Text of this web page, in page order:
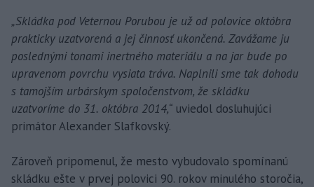
„Skládka pod Veternou Porubou je už od polovice októbra
prakticky uzatvorená a jej činnosť ukončená. Zavážame ju
poslednými tonami inertného materiálu a na jar bude po
upravenom povrchu vysiata tráva. Naplnili sme tak dohodu
s tamojším urbárskym spoločenstvom, že skládku
uzatvoríme do 31. októbra 2014,“ uviedol dosluhujúci
primátor Alexander Slafkovský.
Zároveň pripomenul, že mesto vybudovalo spomínanú
skládku ešte v prvej polovici 90. rokov minulého storočia,